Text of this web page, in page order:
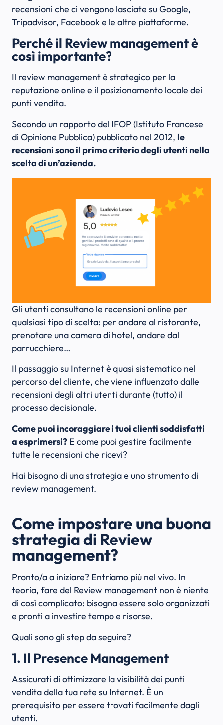
recensioni che ci vengono lasciate su Google,
Tripadvisor, Facebook e le altre piattaforme.
Perché il Review management è
così importante?
Il review management è strategico per la
reputazione online e il posizionamento locale dei
punti vendita.
Secondo un rapporto del IFOP (Istituto Francese
di Opinione Pubblica) pubblicato nel 2012, le
recensioni sono il primo criterio degli utenti nella
scelta di un’azienda.
Gli utenti consultano le recensioni online per
qualsiasi tipo di scelta: per andare al ristorante,
prenotare una camera di hotel, andare dal
parrucchiere…
Il passaggio su Internet è quasi sistematico nel
percorso del cliente, che viene influenzato dalle
recensioni degli altri utenti durante (tutto) il
processo decisionale.
Come puoi incoraggiare i tuoi clienti soddisfatti
a esprimersi? E come puoi gestire facilmente
tutte le recensioni che ricevi?
Hai bisogno di una strategia e uno strumento di
review management.
Come impostare una buona
strategia di Review
management?
Pronto/a a iniziare? Entriamo più nel vivo. In
teoria, fare del Review management non è niente
di così complicato: bisogna essere solo organizzati
e pronti a investire tempo e risorse.
Quali sono gli step da seguire?
1. Il Presence Management
Assicurati di ottimizzare la visibilità dei punti
vendita della tua rete su Internet. È un
prerequisito per essere trovati facilmente dagli
utenti.